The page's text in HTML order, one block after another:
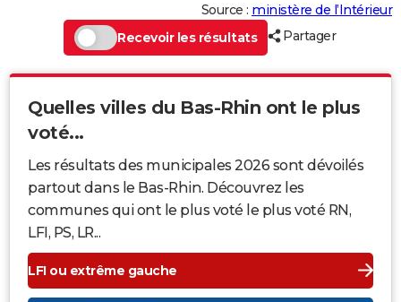
Source : ministère de l’Intérieur
Recevoir les résultats
Partager
Quelles villes du Bas-Rhin ont le plus
voté...
Les résultats des municipales 2026 sont dévoilés
partout dans le Bas-Rhin. Découvrez les
communes qui ont le plus voté le plus voté RN,
LFI, PS, LR...
LFI ou extrême gauche